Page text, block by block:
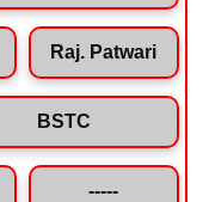
Raj. Patwari
BSTC
-----